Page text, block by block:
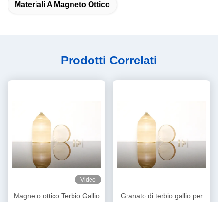
Materiali A Magneto Ottico
Prodotti Correlati
Video
Magneto ottico Terbio Gallio
Granato di terbio gallio per